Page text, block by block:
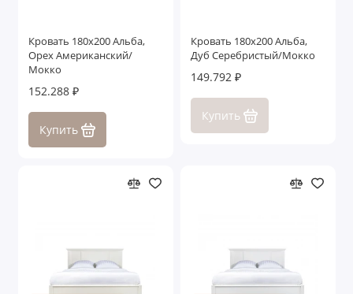
Кровать 180x200 Альба,
Орех Американский/
Мокко
152.288 ₽
Купить
Кровать 180x200 Альба,
Дуб Серебристый/Мокко
149.792 ₽
Купить